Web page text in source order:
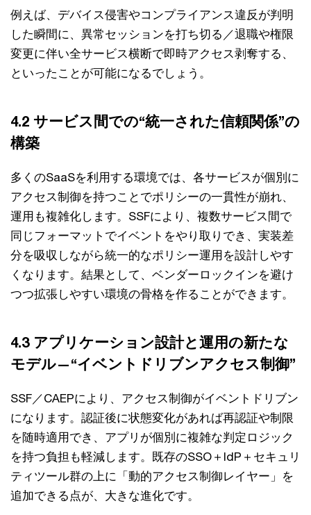
例えば、デバイス侵害やコンプライアンス違反が判明
した瞬間に、異常セッションを打ち切る／退職や権限
変更に伴い全サービス横断で即時アクセス剥奪する、
といったことが可能になるでしょう。
4.2 サービス間での“統一された信頼関係”の
構築
多くのSaaSを利用する環境では、各サービスが個別に
アクセス制御を持つことでポリシーの一貫性が崩れ、
運用も複雑化します。SSFにより、複数サービス間で
同じフォーマットでイベントをやり取りでき、実装差
分を吸収しながら統一的なポリシー運用を設計しやす
くなります。結果として、ベンダーロックインを避け
つつ拡張しやすい環境の骨格を作ることができます。
4.3 アプリケーション設計と運用の新たな
モデル—“イベントドリブンアクセス制御”
SSF／CAEPにより、アクセス制御がイベントドリブン
になります。認証後に状態変化があれば再認証や制限
を随時適用でき、アプリが個別に複雑な判定ロジック
を持つ負担も軽減します。既存のSSO＋IdP＋セキュリ
ティツール群の上に「動的アクセス制御レイヤー」を
追加できる点が、大きな進化です。